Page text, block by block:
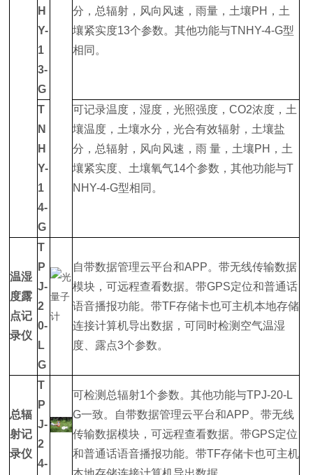
H
Y-
1
3-
G
分，总辐射，风向风速，雨量，土壤PH，土
壤紧实度13个参数。其他功能与TNHY-4-G型
相同。
T
N
H
Y-
1
4-
G
可记录温度，湿度，光照强度，CO2浓度，土
壤温度，土壤水分，光合有效辐射，土壤盐
分，总辐射，风向风速，雨 量，土壤PH，土
壤紧实度、土壤氧气14个参数，其他功能与T
NHY-4-G型相同。
温湿
度露
点记
录仪
T
P
J-
2
0-
L
G
自带数据管理云平台和APP。带无线传输数据
模块，可远程查看数据。带GPS定位和普通话
语音播报功能。带TF存储卡也可主机本地存储
连接计算机导出数据，可同时检测空气温湿
度、露点3个参数。
总辐
射记
录仪
T
P
J-
2
4-
可检测总辐射1个参数。其他功能与TPJ-20-L
G一致。自带数据管理云平台和APP。带无线
传输数据模块，可远程查看数据。带GPS定位
和普通话语音播报功能。带TF存储卡也可主机